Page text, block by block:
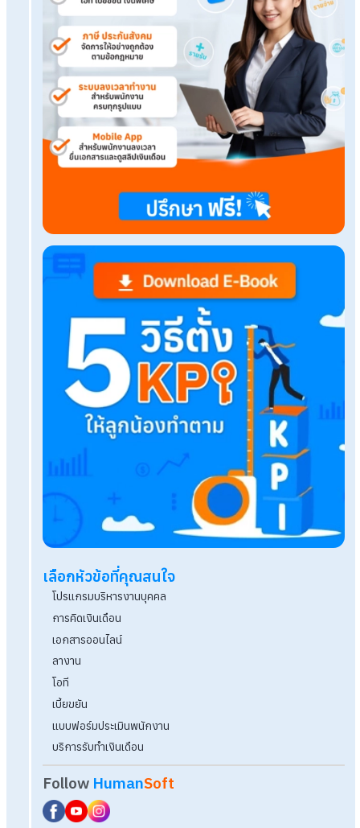
Tags:
บริษัททำเงินเดือน
เรื่องที่คุณอาจสนใจ
สินเชื่อคืออะไร? มีกี่ประเภท พร้อมวิธีเลือกให้เหมาะ
แรงงานชั่วคราวคืออะไร ใครบ้างที่เป็นแรงงานชั่วค
นายจ้างไม่จ่ายประกันสังคมให้ลูกจ้างช่วงทดลองงาน